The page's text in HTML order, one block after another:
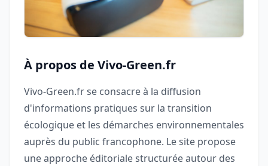
À propos de Vivo-Green.fr
Vivo-Green.fr se consacre à la diffusion
d'informations pratiques sur la transition
écologique et les démarches environnementales
auprès du public francophone. Le site propose
une approche éditoriale structurée autour des